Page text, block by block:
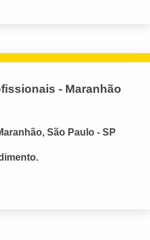
- Maranhão
São Paulo - SP